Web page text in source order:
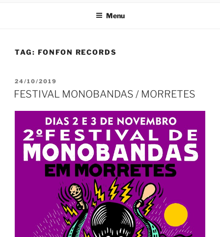
Menu
TAG: FONFON RECORDS
PUBLICADO
EM
24/10/2019
FESTIVAL MONOBANDAS / MORRETES